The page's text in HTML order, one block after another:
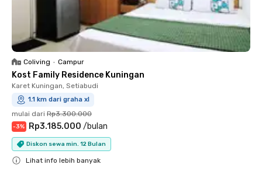
Coliving • Campur
Kost Family Residence Kuningan
Karet Kuningan, Setiabudi
1.1 km dari graha xl
mulai dari Rp3.300.000
-3% Rp3.185.000 /bulan
Diskon sewa min. 12 Bulan
Lihat info lebih banyak